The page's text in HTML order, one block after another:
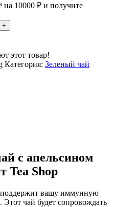
на 10000 ₽ и получите
этот товар!
Категория: Зеленый чай
с апельсином
Tea Shop
поддержит вашу иммунную
чай будет сопровождать